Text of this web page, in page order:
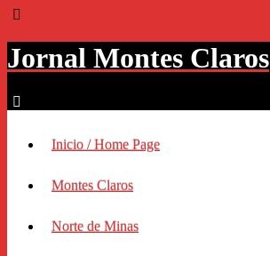
Jornal Montes Claros
Inicio / Home Page
Montes Claros
Norte de Minas